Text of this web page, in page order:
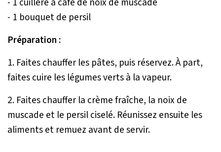
- 1 bouquet de persil
Préparation :
1. Faites chauffer les pâtes, puis réservez. À part,
faites cuire les légumes verts à la vapeur.
2. Faites chauffer la crème fraîche, la noix de
muscade et le persil ciselé. Réunissez ensuite les
aliments et remuez avant de servir.